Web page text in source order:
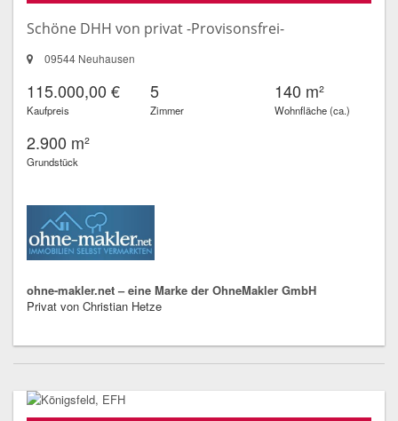
Schöne DHH von privat -Provisonsfrei-
09544 Neuhausen
115.000,00 €
Kaufpreis
5
Zimmer
140 m²
Wohnfläche (ca.)
2.900 m²
Grundstück
ohne-makler.net – eine Marke der OhneMakler GmbH
Privat von Christian Hetze